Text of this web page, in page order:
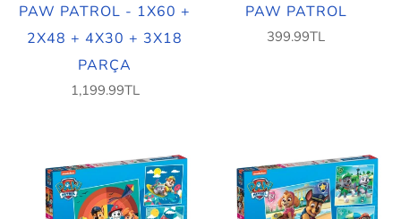
PAW PATROL - 1X60 +
2X48 + 4X30 + 3X18
PARÇA
1,199.99TL
PAW PATROL
399.99TL